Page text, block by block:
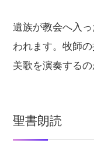
遺族が教会へ入
われます。牧師
美歌を演奏するの
聖書朗読